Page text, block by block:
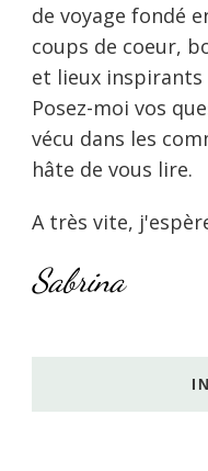
de voyage fondé
coups de coeur,
et lieux inspirants
Posez-moi vos
vécu dans les
hâte de vous lire.
A très vite,
Sabrina